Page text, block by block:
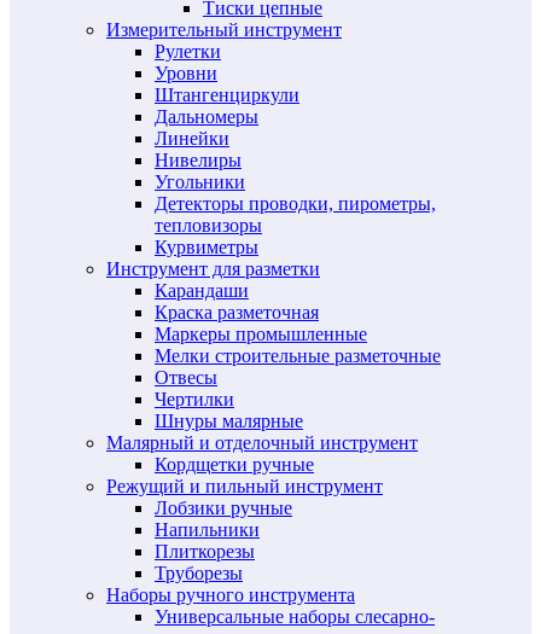
Тиски цепные
Измерительный инструмент
Рулетки
Уровни
Штангенциркули
Дальномеры
Линейки
Нивелиры
Угольники
Детекторы проводки, пирометры,
тепловизоры
Курвиметры
Инструмент для разметки
Карандаши
Краска разметочная
Маркеры промышленные
Мелки строительные разметочные
Отвесы
Чертилки
Шнуры малярные
Малярный и отделочный инструмент
Кордщетки ручные
Режущий и пильный инструмент
Лобзики ручные
Напильники
Плиткорезы
Труборезы
Наборы ручного инструмента
Универсальные наборы слесарно-